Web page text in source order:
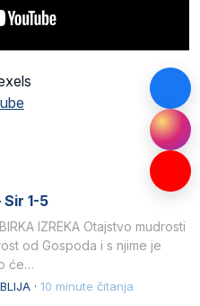
Sir 1-5
IZREKA Otajstvo mudrosti
od Gospoda i s njime je
će…
· 10 minute čitanja